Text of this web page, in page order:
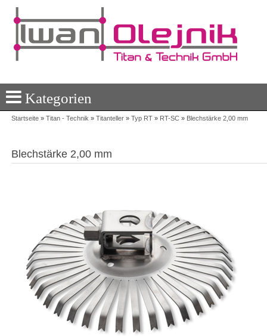
Kategorien
Startseite »Titan - Technik »Titanteller »Typ RT » RT-SC » Blechstärke 2,00 mm
Blechstärke 2,00 mm